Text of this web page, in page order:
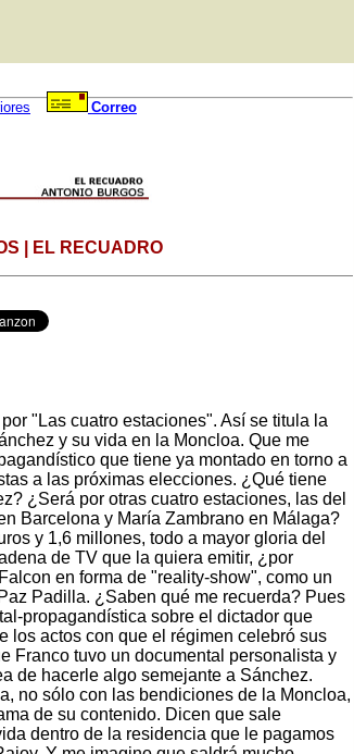
Correo
| EL RECUADRO
"Las cuatro estaciones". Así se titula la
y su vida en la Moncloa. Que me
que tiene ya montado en torno a
a las próximas elecciones. ¿Qué tiene
¿Será por otras cuatro estaciones, las del
Barcelona y María Zambrano en Málaga?
y 1,6 millones, todo a mayor gloria del
de TV que la quiera emitir, ¿por
en forma de "reality-show", como un
Padilla. ¿Saben qué me recuerda? Pues
propagandística sobre el dictador que
los actos con que el régimen celebró sus
Franco tuvo un documental personalista y
de hacerle algo semejante a Sánchez.
no sólo con las bendiciones de la Moncloa,
de su contenido. Dicen que sale
dentro de la residencia que le pagamos